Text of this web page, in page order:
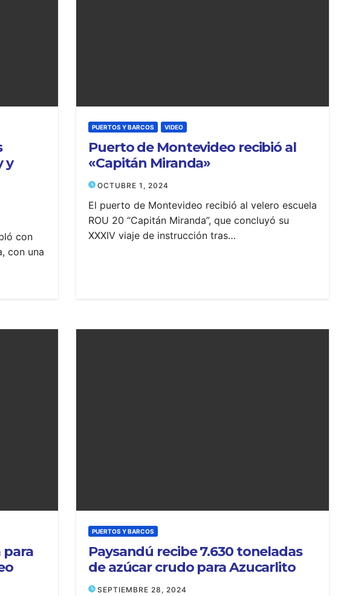
y
con
con una
PUERTOS Y BARCOS VIDEO
Puerto de Montevideo recibió al
«Capitán Miranda»
OCTUBRE 1, 2024
El puerto de Montevideo recibió al velero escuela
ROU 20 “Capitán Miranda”, que concluyó su
XXXIV viaje de instrucción tras…
para
PUERTOS Y BARCOS
Paysandú recibe 7.630 toneladas
de azúcar crudo para Azucarlito
SEPTIEMBRE 28, 2024